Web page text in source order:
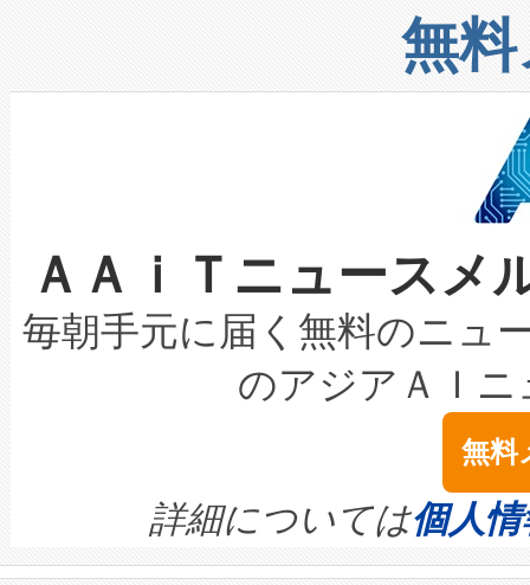
上げおよび商用化段階におけ
設備整備および立ち上げ調整
加組織は、Enzeneのバイオ
選定された製品について、自
取得できる可能性もあります
設には、3億～4億ドルかか
最高経営責任者（CEO）であ
す。「当社のfully-connected
ームを利用すれば、6,000万
きます。この効率性は、フェ
増加しているデータセンター
る電力網に大きな負担をかけ
事業者の負担軽減という課題
系統連系を迅速にし、ピーク
限を超えて利用可能な電力容
持できるよう貢献します。こ
ービスレベル契約（SLA）違
テリー性能の劣化によるダウ
念は、現在データセンターが
ます。 Voltaiq provides a
quality and reliability for AI
BESS stack to ensure battery
リューション「Avia 2」を発
したAvia 2は、1,000メート
狭視野のFOVを切り替えるこ
ケーブル、枝などの細かな対
なレーザースポットにより、
な環境下でも豊かなディテー
キロメートル範囲を検出
LiDAR for Inspections,
は1535 nmレーザーを搭載。
イズの小径化を実現すること
す。ノーマルモードでは、
ートル先まで検出でき、これ
無
ＡＡｉＴニュース
毎朝手元に届く無料のニュ
のアジアＡＩ
無料
詳細については個人